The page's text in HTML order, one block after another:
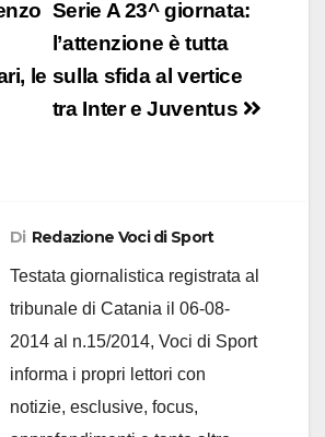
Serie A 23^ giornata:
l’attenzione è tutta
sulla sfida al vertice
tra Inter e Juventus
le
Di Redazione Voci di Sport
Testata giornalistica registrata al
tribunale di Catania il 06-08-
2014 al n.15/2014, Voci di Sport
informa i propri lettori con
notizie, esclusive, focus,